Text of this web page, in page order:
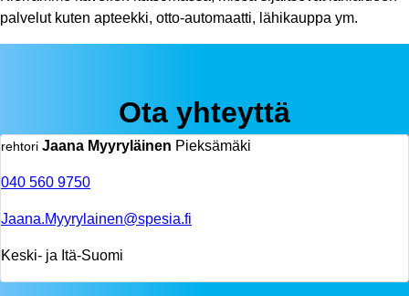
palvelut kuten apteekki, otto-automaatti, lähikauppa ym.
Ota yhteyttä
rehtori Jaana Myyryläinen Pieksämäki
040 560 9750
Jaana.Myyrylainen@spesia.fi
Keski- ja Itä-Suomi